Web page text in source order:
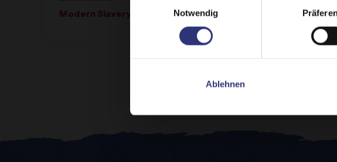
Notwendig
Ablehnen
Modern Slavery Act – Policy